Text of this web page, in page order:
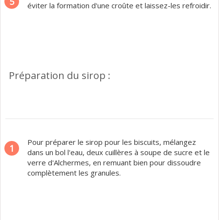
éviter la formation d'une croûte et laissez-les refroidir.
Préparation du sirop :
1
Pour préparer le sirop pour les biscuits, mélangez
dans un bol l'eau, deux cuillères à soupe de sucre et le
verre d'Alchermes, en remuant bien pour dissoudre
complètement les granules.